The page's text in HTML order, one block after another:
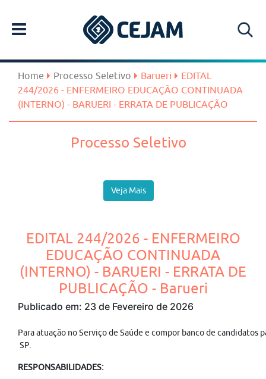
Home Processo Seletivo Barueri
EDITAL
244/2026 - ENFERMEIRO EDUCAÇÃO CONTINUADA
(INTERNO) - BARUERI - ERRATA DE PUBLICAÇÃO
Processo Seletivo
Veja Mais
EDITAL 244/2026 - ENFERMEIRO
EDUCAÇÃO CONTINUADA
(INTERNO) - BARUERI - ERRATA DE
PUBLICAÇÃO - Barueri
Publicado em: 23 de Fevereiro de 2026
Para atuação no Serviço de Saúde e compor banco de
SP.
RESPONSABILIDADES: